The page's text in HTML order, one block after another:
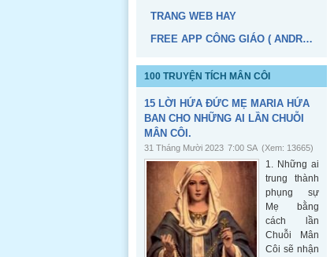
TRANG WEB HAY
FREE APP CÔNG GIÁO ( ANDROID, IOS)
100 TRUYỆN TÍCH MÂN CÔI
15 LỜI HỨA ĐỨC MẸ MARIA HỨA
BAN CHO NHỮNG AI LẦN CHUỖI
MÂN CÔI.
31 Tháng Mười 2023 7:00 SA (Xem: 13665)
1. Những ai
trung thành
phụng sự
Mẹ bằng
cách lần
Chuỗi Mân
Côi sẽ nhận